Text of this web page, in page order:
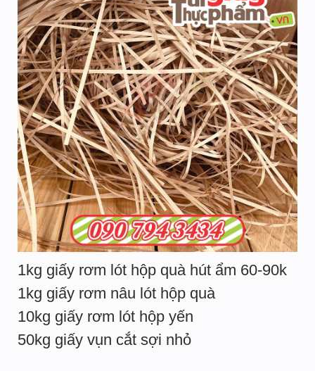
1kg giấy rơm lót hộp quà hút ẩm 60-90k
1kg giấy rơm nâu lót hộp quà
10kg giấy rơm lót hộp yến
50kg giấy vụn cắt sợi nhỏ